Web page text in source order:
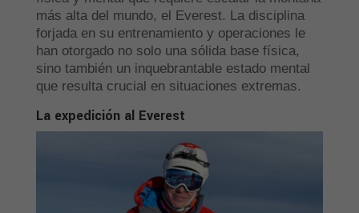
más alta del mundo, el Everest. La disciplina
forjada en su entrenamiento y operaciones le
han otorgado no solo una sólida base física,
sino también un inquebrantable estado mental
que resulta crucial en situaciones extremas.
La expedición al Everest